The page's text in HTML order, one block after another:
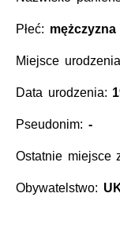
Płeć: mężczyzna
Miejsce
Data urodzenia:
Pseudonim: -
Ostatnie miejsce
Obywatelstwo: